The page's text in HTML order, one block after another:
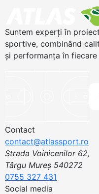
Suntem experți în
sportive, combinând
și performanța în
Contact
contact@atlassport.ro
Strada Voinicenilor 62,
Târgu Mureș 540272
0755 327 431
Social media